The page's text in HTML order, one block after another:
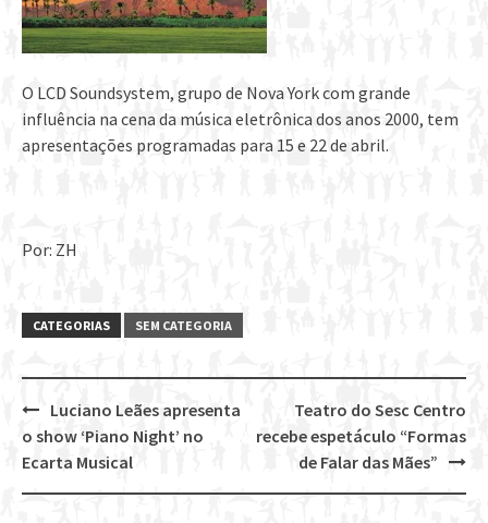
O LCD Soundsystem, grupo de Nova York com grande
influência na cena da música eletrônica dos anos 2000, tem
apresentações programadas para 15 e 22 de abril.
Por: ZH
CATEGORIAS SEM CATEGORIA
Post
navigation
Teatro do Sesc Centro
recebe espetáculo “Formas
de Falar das Mães”
Luciano Leães apresenta
o show ‘Piano Night’ no
Ecarta Musical